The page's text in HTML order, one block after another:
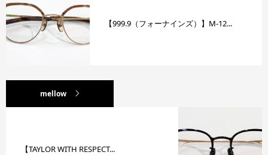
【999.9（フォーナインズ）】M-12...
mellow
【TAYLOR WITH RESPECT...